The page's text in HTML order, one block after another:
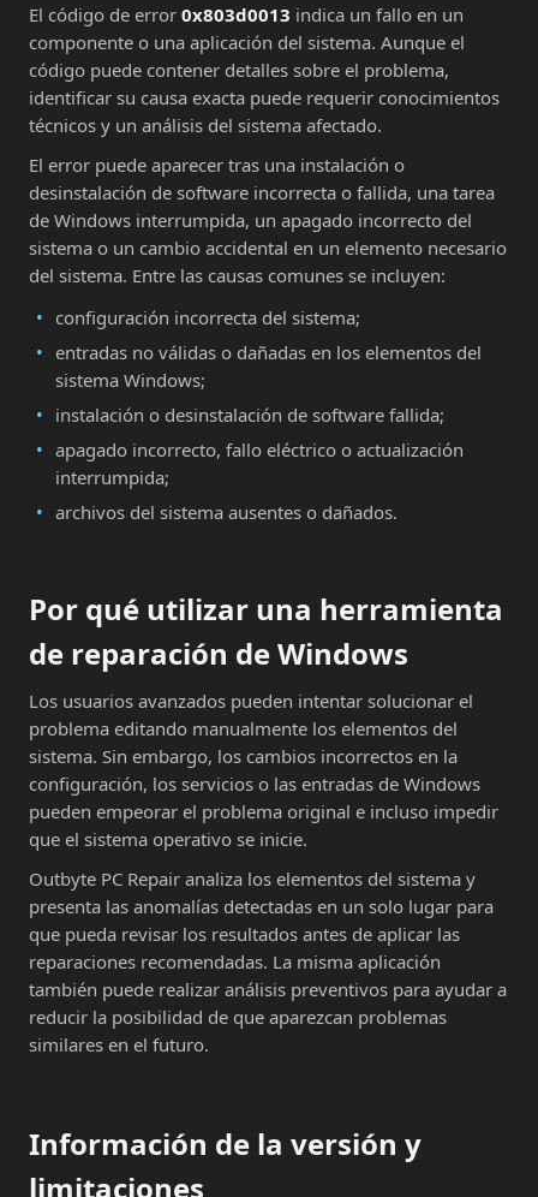
El código de error 0x803d0013 indica un fallo en un
componente o una aplicación del sistema. Aunque el
código puede contener detalles sobre el problema,
identificar su causa exacta puede requerir conocimientos
técnicos y un análisis del sistema afectado.
El error puede aparecer tras una instalación o
desinstalación de software incorrecta o fallida, una tarea
de Windows interrumpida, un apagado incorrecto del
sistema o un cambio accidental en un elemento necesario
del sistema. Entre las causas comunes se incluyen:
configuración incorrecta del sistema;
entradas no válidas o dañadas en los elementos del
sistema Windows;
instalación o desinstalación de software fallida;
apagado incorrecto, fallo eléctrico o actualización
interrumpida;
archivos del sistema ausentes o dañados.
Por qué utilizar una herramienta
de reparación de Windows
Los usuarios avanzados pueden intentar solucionar el
problema editando manualmente los elementos del
sistema. Sin embargo, los cambios incorrectos en la
configuración, los servicios o las entradas de Windows
pueden empeorar el problema original e incluso impedir
que el sistema operativo se inicie.
Outbyte PC Repair analiza los elementos del sistema y
presenta las anomalías detectadas en un solo lugar para
que pueda revisar los resultados antes de aplicar las
reparaciones recomendadas. La misma aplicación
también puede realizar análisis preventivos para ayudar a
reducir la posibilidad de que aparezcan problemas
similares en el futuro.
Información de la versión y
limitaciones